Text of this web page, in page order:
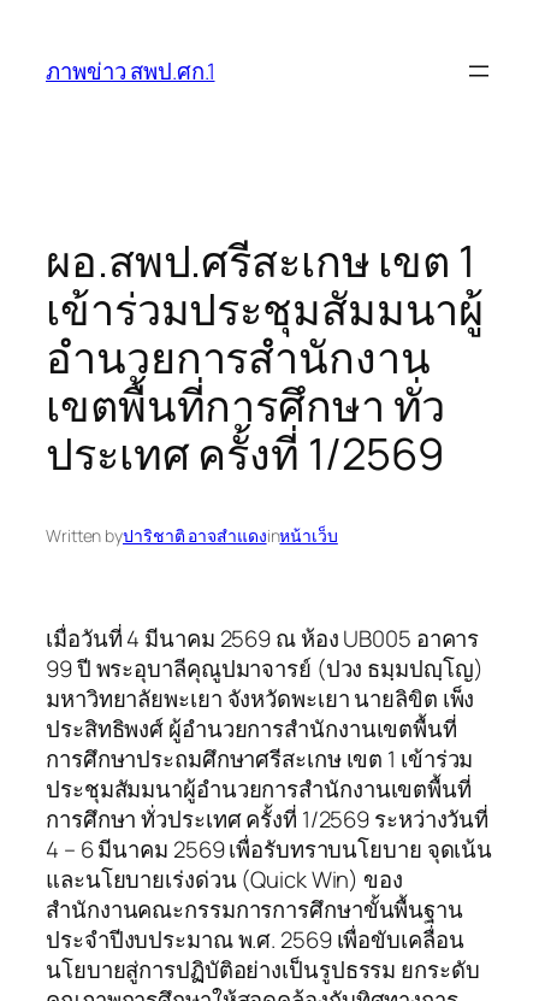
ภาพข่าว สพป.ศก.1
ผอ.สพป.ศรีสะเกษ เขต 1
เข้าร่วมประชุมสัมมนาผู้
อำนวยการสำนักงาน
เขตพื้นที่การศึกษา ทั่ว
ประเทศ ครั้งที่ 1/2569
Written byปาริชาติ อาจสำแดงinหน้าเว็บ
เมื่อวันที่ 4 มีนาคม 2569 ณ ห้อง UB005 อาคาร
99 ปี พระอุบาลีคุณูปมาจารย์ (ปวง ธมฺมปญฺโญ)
มหาวิทยาลัยพะเยา จังหวัดพะเยา นายลิขิต เพ็ง
ประสิทธิพงศ์ ผู้อำนวยการสำนักงานเขตพื้นที่
การศึกษาประถมศึกษาศรีสะเกษ เขต 1 เข้าร่วม
ประชุมสัมมนาผู้อำนวยการสำนักงานเขตพื้นที่
การศึกษา ทั่วประเทศ ครั้งที่ 1/2569 ระหว่างวันที่
4 – 6 มีนาคม 2569 เพื่อรับทราบนโยบาย จุดเน้น
และนโยบายเร่งด่วน (Quick Win) ของ
สำนักงานคณะกรรมการการศึกษาขั้นพื้นฐาน
ประจำปีงบประมาณ พ.ศ. 2569 เพื่อขับเคลื่อน
นโยบายสู่การปฏิบัติอย่างเป็นรูปธรรม ยกระดับ